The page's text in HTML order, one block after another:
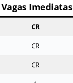
Vagas Imediatas
CR
CR
CR